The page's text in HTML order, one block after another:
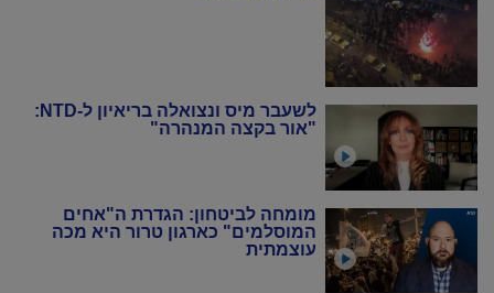
לשעבר מיס ונצואלה בריאיון ל-NTD:
"אור בקצה המנהרה"
מומחה לביטחון: הגדרת ה"אחים
המוסלמים" כארגון טרור היא מכה
עוצמתית